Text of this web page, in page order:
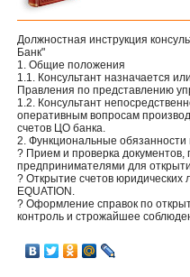
Должностная инструкция
Банк"
1. Общие положения
1.1. Консультант назначается
Правления по представлению
1.2. Консультант
оперативным вопросам
счетов ЦО банка.
2. Функциональные обязанности
? Прием и проверка
предпринимателями для
? Открытие счетов юридических
EQUATION.
? Оформление справок по
контроль и строжайшее